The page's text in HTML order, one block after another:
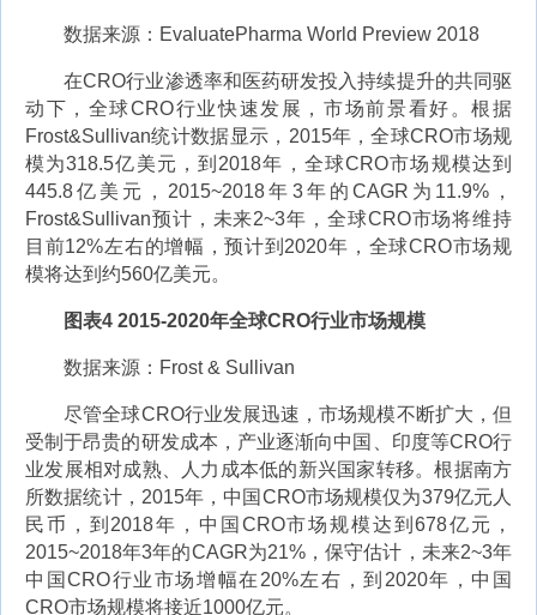
数据来源：EvaluatePharma World Preview 2018
在CRO行业渗透率和医药研发投入持续提升的共同驱
动下，全球CRO行业快速发展，市场前景看好。根据
Frost&Sullivan统计数据显示，2015年，全球CRO市场规
模为318.5亿美元，到2018年，全球CRO市场规模达到
445.8亿美元，2015~2018年3年的CAGR为11.9%，
Frost&Sullivan预计，未来2~3年，全球CRO市场将维持
目前12%左右的增幅，预计到2020年，全球CRO市场规
模将达到约560亿美元。
图表4 2015-2020年全球CRO行业市场规模
数据来源：Frost & Sullivan
尽管全球CRO行业发展迅速，市场规模不断扩大，但
受制于昂贵的研发成本，产业逐渐向中国、印度等CRO行
业发展相对成熟、人力成本低的新兴国家转移。根据南方
所数据统计，2015年，中国CRO市场规模仅为379亿元人
民币，到2018年，中国CRO市场规模达到678亿元，
2015~2018年3年的CAGR为21%，保守估计，未来2~3年
中国CRO行业市场增幅在20%左右，到2020年，中国
CRO市场规模将接近1000亿元。